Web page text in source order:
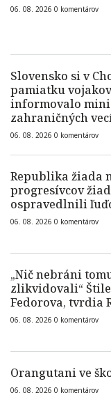
06. 08. 2026 0 komentárov
Slovensko si v
pamiatku
informovalo
zahraničných
06. 08. 2026 0 komentárov
Republika žiada
progresívcov
ospravedlnili
06. 08. 2026 0 komentárov
„Nič nebráni
zlikvidovali“
Fedorova, tvrdia
06. 08. 2026 0 komentárov
Orangutani ve
06. 08. 2026 0 komentárov